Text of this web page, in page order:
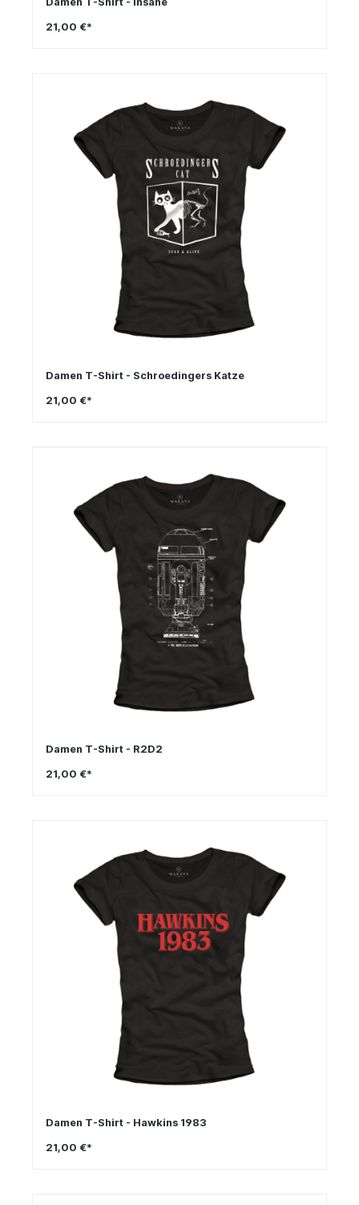
21,00 €*
Damen T-Shirt - Schroedingers Katze
21,00 €*
Damen T-Shirt - R2D2
21,00 €*
Damen T-Shirt - Hawkins 1983
21,00 €*